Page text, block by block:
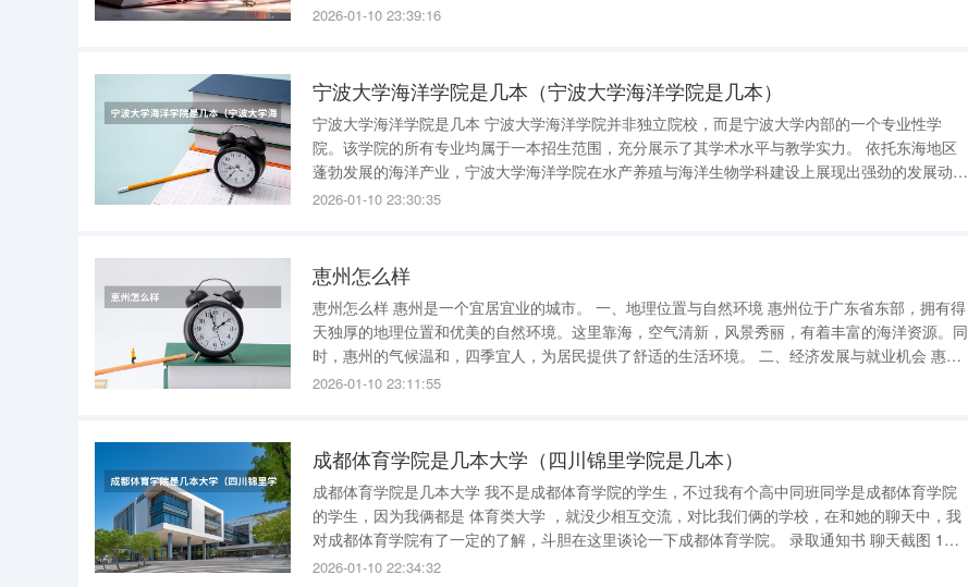
相关介绍，供大家参考。 2、公办大学与民办大学区别 公办大学：通常是国家部委或地方政府举办
2026-01-10 23:39:16
宁波大学海洋学院是几本（宁波大学海洋学院是几本）
宁波大学海洋学院是几本 宁波大学海洋学院并非独立院校，而是宁波大学内部的一个专业性学
院。该学院的所有专业均属于一本招生范围，充分展示了其学术水平与教学实力。 依托东海地区
蓬勃发展的海洋产业，宁波大学海洋学院在水产养殖与海洋生物学科建设上展现出强劲的发展动
力。该学院在自主创新方面取得了显著成果，每年新批项目、科研经费投入以及论文专著发表数量
2026-01-10 23:30:35
恵州怎么样
恵州怎么样 惠州是一个宜居宜业的城市。 一、地理位置与自然环境 惠州位于广东省东部，拥有得
天独厚的地理位置和优美的自然环境。这里靠海，空气清新，风景秀丽，有着丰富的海洋资源。同
时，惠州的气候温和，四季宜人，为居民提供了舒适的生活环境。 二、经济发展与就业机会 惠州
经济发展迅速，拥有众多的企业和工厂，为当地居民提供了丰富的就业机会。随着科技产业的崛
2026-01-10 23:11:55
成都体育学院是几本大学（四川锦里学院是几本）
成都体育学院是几本大学 我不是成都体育学院的学生，不过我有个高中同班同学是成都体育学院
的学生，因为我俩都是 体育类大学 ，就没少相互交流，对比我们俩的学校，在和她的聊天中，我
对成都体育学院有了一定的了解，斗胆在这里谈论一下成都体育学院。 录取通知书 聊天截图 1、
2026-01-10 22:34:32